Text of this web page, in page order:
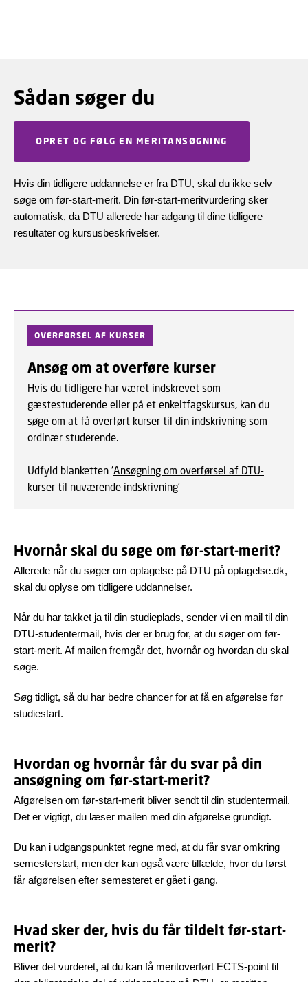
Sådan søger du
OPRET OG FØLG EN MERITANSØGNING
Hvis din tidligere uddannelse er fra DTU, skal du ikke selv
søge om før-start-merit. Din før-start-meritvurdering sker
automatisk, da DTU allerede har adgang til dine tidligere
resultater og kursusbeskrivelser.
OVERFØRSEL AF KURSER
Ansøg om at overføre kurser
Hvis du tidligere har været indskrevet som
gæstestuderende eller på et enkeltfagskursus, kan du
søge om at få overført kurser til din indskrivning som
ordinær studerende.
Udfyld blanketten 'Ansøgning om overførsel af DTU-
kurser til nuværende indskrivning'
Hvornår skal du søge om før-start-merit?
Allerede når du søger om optagelse på DTU på optagelse.dk,
skal du oplyse om tidligere uddannelser.
Når du har takket ja til din studieplads, sender vi en mail til din
DTU-studentermail, hvis der er brug for, at du søger om før-
start-merit. Af mailen fremgår det, hvornår og hvordan du skal
søge.
Søg tidligt, så du har bedre chancer for at få en afgørelse før
studiestart.
Hvordan og hvornår får du svar på din
ansøgning om før-start-merit?
Afgørelsen om før-start-merit bliver sendt til din studentermail.
Det er vigtigt, du læser mailen med din afgørelse grundigt.
Du kan i udgangspunktet regne med, at du får svar omkring
semesterstart, men der kan også være tilfælde, hvor du først
får afgørelsen efter semesteret er gået i gang.
Hvad sker der, hvis du får tildelt før-start-
merit?
Bliver det vurderet, at du kan få meritoverført ECTS-point til